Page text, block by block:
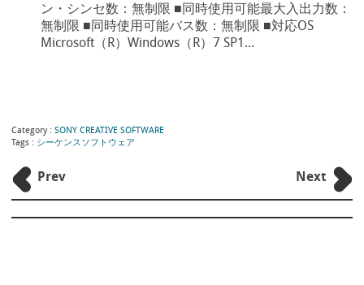
ン・シンセ数：無制限 ■同時使用可能最大入出力数：
無制限 ■同時使用可能バス数：無制限 ■対応OS
Microsoft（R）Windows（R）7 SP1...
Category : SONY CREATIVE SOFTWARE
Tags : シーケンスソフトウェア
Prev Next